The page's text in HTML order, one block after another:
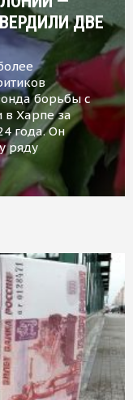
ДВЕ
борьбы с
в Харпе за
года. Он
ряду